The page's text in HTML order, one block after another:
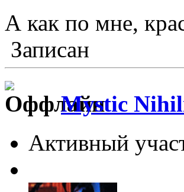
А как по мне,
Записан
Mystic
Активный